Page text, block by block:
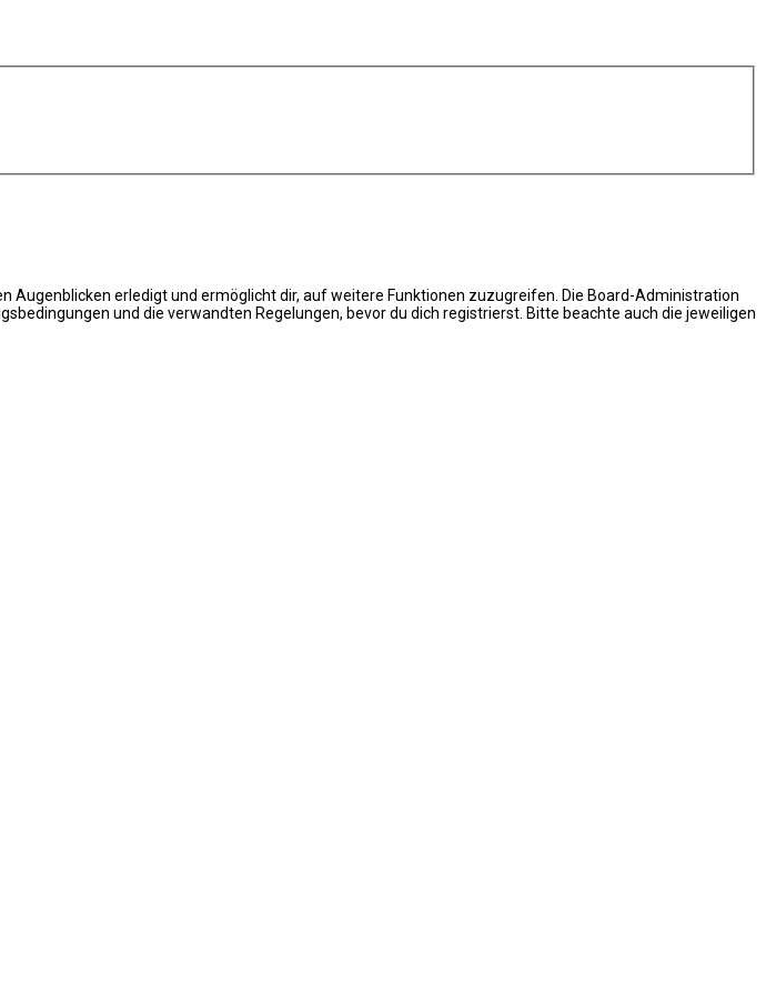
Augenblicken erledigt und ermöglicht dir, auf weitere Funktionen zuzugreifen. Die Board-Administration
und die verwandten Regelungen, bevor du dich registrierst. Bitte beachte auch die jeweiligen